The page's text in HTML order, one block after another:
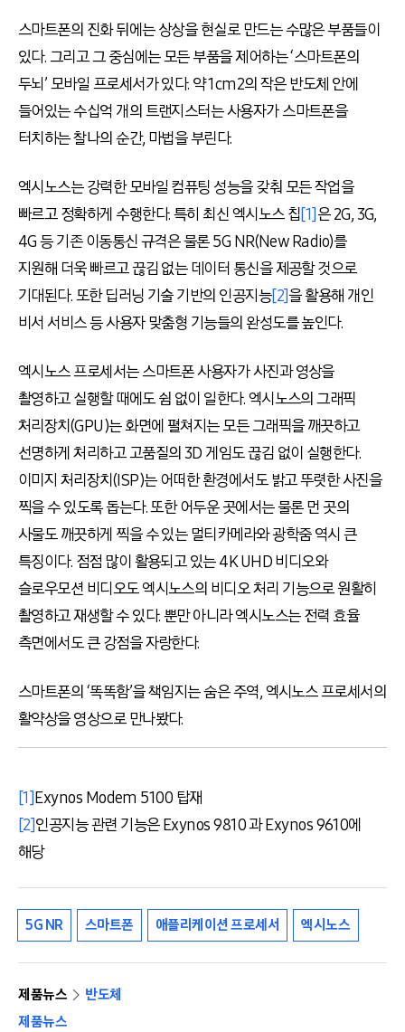
스마트폰의 진화 뒤에는 상상을 현실로 만드는 수많은 부품들이
있다. 그리고 그 중심에는 모든 부품을 제어하는 ‘스마트폰의
두뇌’ 모바일 프로세서가 있다. 약 1cm2의 작은 반도체 안에
들어있는 수십억 개의 트랜지스터는 사용자가 스마트폰을
터치하는 찰나의 순간, 마법을 부린다.
엑시노스는 강력한 모바일 컴퓨팅 성능을 갖춰 모든 작업을
빠르고 정확하게 수행한다. 특히 최신 엑시노스 칩[1]은 2G, 3G,
4G 등 기존 이동통신 규격은 물론 5G NR(New Radio)를
지원해 더욱 빠르고 끊김 없는 데이터 통신을 제공할 것으로
기대된다. 또한 딥러닝 기술 기반의 인공지능[2]을 활용해 개인
비서 서비스 등 사용자 맞춤형 기능들의 완성도를 높인다.
엑시노스 프로세서는 스마트폰 사용자가 사진과 영상을
촬영하고 실행할 때에도 쉼 없이 일한다. 엑시노스의 그래픽
처리장치(GPU)는 화면에 펼쳐지는 모든 그래픽을 깨끗하고
선명하게 처리하고 고품질의 3D 게임도 끊김 없이 실행한다.
이미지 처리장치(ISP)는 어떠한 환경에서도 밝고 뚜렷한 사진을
찍을 수 있도록 돕는다. 또한 어두운 곳에서는 물론 먼 곳의
사물도 깨끗하게 찍을 수 있는 멀티카메라와 광학줌 역시 큰
특징이다. 점점 많이 활용되고 있는 4K UHD 비디오와
슬로우모션 비디오도 엑시노스의 비디오 처리 기능으로 원활히
촬영하고 재생할 수 있다. 뿐만 아니라 엑시노스는 전력 효율
측면에서도 큰 강점을 자랑한다.
스마트폰의 ‘똑똑함’을 책임지는 숨은 주역, 엑시노스 프로세서의
활약상을 영상으로 만나봤다.
[1]Exynos Modem 5100 탑재
[2]인공지능 관련 기능은 Exynos 9810 과 Exynos 9610에
해당
5G NR 스마트폰 애플리케이션 프로세서 엑시노스
제품뉴스
반도체
제품뉴스